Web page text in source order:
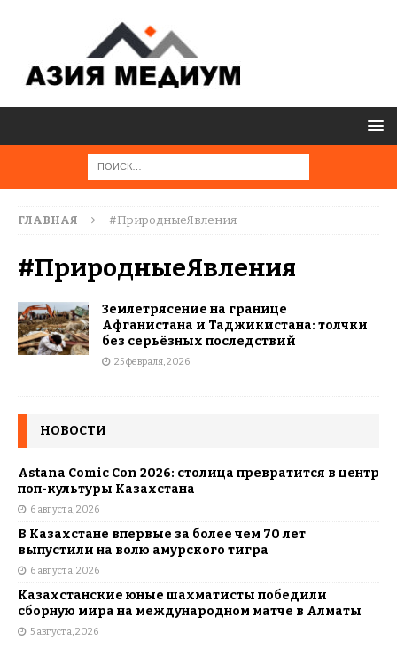
ГЛАВНАЯ #ПриродныеЯвления
#ПриродныеЯвления
Землетрясение на границе
Афганистана и Таджикистана: толчки
без серьёзных последствий
25 февраля, 2026
НОВОСТИ
Astana Comic Con 2026: столица превратится в центр
поп-культуры Казахстана
6 августа, 2026
В Казахстане впервые за более чем 70 лет
выпустили на волю амурского тигра
6 августа, 2026
Казахстанские юные шахматисты победили
сборную мира на международном матче в Алматы
5 августа, 2026